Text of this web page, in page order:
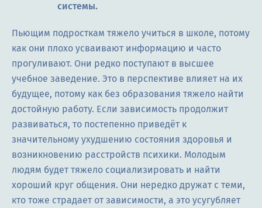
системы.
Пьющим подросткам тяжело учиться в школе, потому
как они плохо усваивают информацию и часто
прогуливают. Они редко поступают в высшее
учебное заведение. Это в перспективе влияет на их
будущее, потому как без образования тяжело найти
достойную работу. Если зависимость продолжит
развиваться, то постепенно приведёт к
значительному ухудшению состояния здоровья и
возникновению расстройств психики. Молодым
людям будет тяжело социализировать и найти
хороший круг общения. Они нередко дружат с теми,
кто тоже страдает от зависимости, а это усугубляет